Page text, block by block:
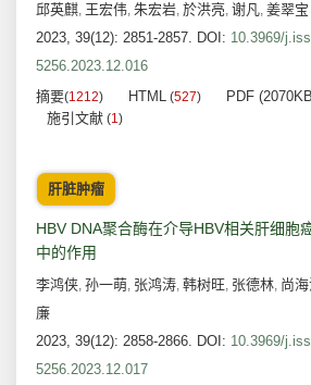
邱英麒, 王宏伟, 朱宏岩, 於洪亮, 谢凡, 姜翠宝
2023, 39(12): 2851-2857. DOI: 10.3969/
5256.2023.12.016
摘要(1212) HTML (527) PDF
施引文献 (1)
肝脏肿瘤
HBV DNA聚合酶在介导HBV相关肝细胞
中的作用
李鸿侠, 孙一萌, 张鸿涛, 韩树旺, 张德林, 尚
廉
2023, 39(12): 2858-2866. DOI: 10.3969/
5256.2023.12.017